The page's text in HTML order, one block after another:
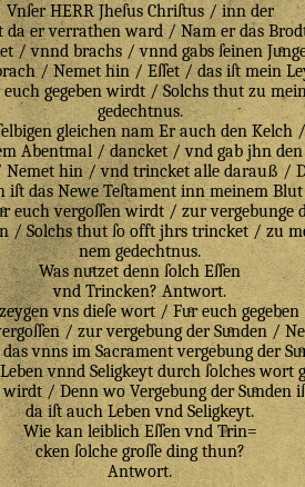
Vnſer HERR Jheſus Chriſtus / inn der
da er verrathen ward / Nam er das
/ vnnd brachs / vnnd gabs ſeinen
/ Nemet hin / Eſſet / das iſt mein
gegeben wirdt / Solchs thut zu
gedechtnus.
gleichen nam Er auch den Kelch /
Abentmal / dancket / vnd gab jhn
Nemet hin / vnd trincket alle darauß /
iſt das Newe Teſtament inn meinem
euch vergoſſen wirdt / zur vergebunge
/ Solchs thut ſo offt jhrs trincket / zu
nem gedechtnus.
Was nuͤtzet denn ſolch Eſſen
vnd Trincken? Antwort.
vns dieſe wort / Fuͤr euch
/ zur vergebung der Suͤnden /
vnns im Sacrament vergebung der
vnnd Seligkeyt durch ſolches wort
wirdt / Denn wo Vergebung der Suͤnden
da iſt auch Leben vnd Seligkeyt.
Wie kan leiblich Eſſen vnd Trin=
cken ſolche groſſe ding thun?
Antwort.